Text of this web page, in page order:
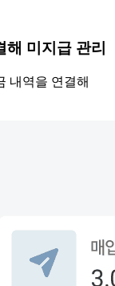
미지급 관리
내역을 연결해